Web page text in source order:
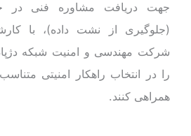
(جلوگیری از نشت داده)، با
شرکت مهندسی و امنیت شبکه
را در انتخاب راهکار امنیتی
همراهی ‌کنند.